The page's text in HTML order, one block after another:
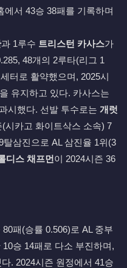
서 43승 38패를 기록하며
과 1루수 트리스턴 카사스가
48개의 2루타(리그 1
터로 활약했으며, 2025시
유지하고 있다. 카사스는
시했다. 선발 투수로는 개럿
시카고 화이트삭스 소속) 7
삼진으로 AL 삼진율 1위(3
디스 채프먼이 2024시즌 36
패(승률 0.506)로 AL 중부
승 14패로 다소 부진하며,
. 2024시즌 원정에서 41승